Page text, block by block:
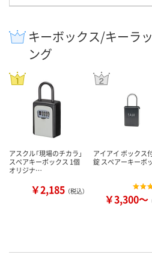
キーボックス/キーラ
ング
アスクル「現場のチカラ」
スペアキーボックス 1個
オリジナ…
￥2,185 （税込）
アイアイ ボックス
錠 スペアーキーボ
￥3,300～